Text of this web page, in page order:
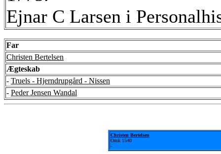
Ejnar C Larsen i
Far
Christen Bertelsen
Ægteskab
- Truels - Hjerndrupgård - Nissen
- Peder Jensen Wandal
Christen Bertelsen
Omk 1540
-